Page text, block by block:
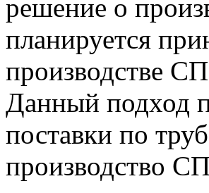
решение о
планируется
производстве
Данный подход
поставки по
производство